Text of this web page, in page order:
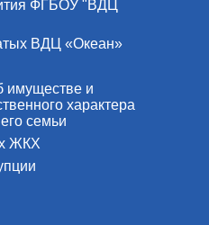
ФГБОУ "ВДЦ
ВДЦ «Океан»
имуществе и
характера
семьи
ЖКХ